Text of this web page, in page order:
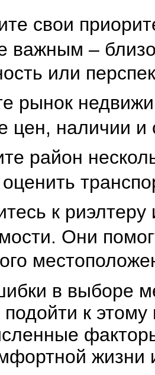
свои
важным –
или
рынок
цен, наличии и
район
к
Они
в выборе
к этому